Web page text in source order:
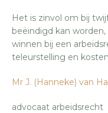
Het is zinvol om bij
beëindigd kan
winnen bij een
teleurstelling en
Mr J. (Hanneke) van
advocaat arbeidsrecht